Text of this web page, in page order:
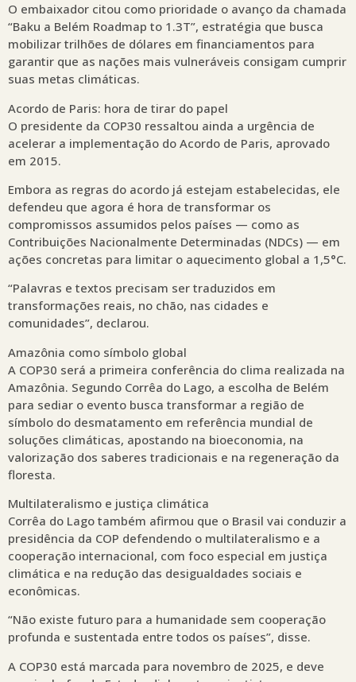
O embaixador citou como prioridade o avanço da chamada
“Baku a Belém Roadmap to 1.3T”, estratégia que busca
mobilizar trilhões de dólares em financiamentos para
garantir que as nações mais vulneráveis consigam cumprir
suas metas climáticas.
Acordo de Paris: hora de tirar do papel
O presidente da COP30 ressaltou ainda a urgência de
acelerar a implementação do Acordo de Paris, aprovado
em 2015.
Embora as regras do acordo já estejam estabelecidas, ele
defendeu que agora é hora de transformar os
compromissos assumidos pelos países — como as
Contribuições Nacionalmente Determinadas (NDCs) — em
ações concretas para limitar o aquecimento global a 1,5°C.
“Palavras e textos precisam ser traduzidos em
transformações reais, no chão, nas cidades e
comunidades”, declarou.
Amazônia como símbolo global
A COP30 será a primeira conferência do clima realizada na
Amazônia. Segundo Corrêa do Lago, a escolha de Belém
para sediar o evento busca transformar a região de
símbolo do desmatamento em referência mundial de
soluções climáticas, apostando na bioeconomia, na
valorização dos saberes tradicionais e na regeneração da
floresta.
Multilateralismo e justiça climática
Corrêa do Lago também afirmou que o Brasil vai conduzir a
presidência da COP defendendo o multilateralismo e a
cooperação internacional, com foco especial em justiça
climática e na redução das desigualdades sociais e
econômicas.
“Não existe futuro para a humanidade sem cooperação
profunda e sustentada entre todos os países”, disse.
A COP30 está marcada para novembro de 2025, e deve